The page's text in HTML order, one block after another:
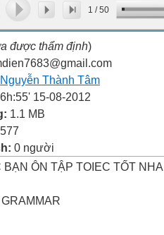
1 /50
được thẩm định)
Nguyễn Thành Tâm
15-08-2012
1.1 MB
577
0 người
ÔN TẬP TOIEC TỐT